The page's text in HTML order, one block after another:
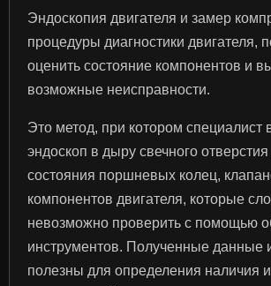
Эндоскопия двигателя и замер
процедуры диагностики двигателя,
оценить состояние компонентов и
возможные неисправности.
Это метод, при котором специалист
эндоскоп в дыру свечного
состояния поршневых колец,
компонентов двигателя, которые
невозможно проверить с помощью
инструментов. Полученные данные
полезны для определения наличия